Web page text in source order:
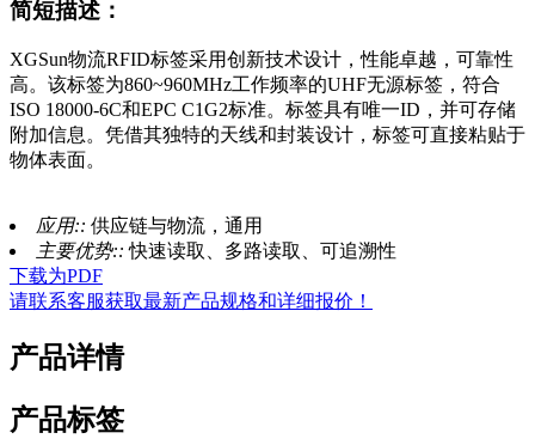
简短描述：
XGSun物流RFID标签采用创新技术设计，性能卓越，可靠性
高。该标签为860~960MHz工作频率的UHF无源标签，符合
ISO 18000-6C和EPC C1G2标准。标签具有唯一ID，并可存储
附加信息。凭借其独特的天线和封装设计，标签可直接粘贴于
物体表面。
应用:: 供应链与物流，通用
主要优势::快速读取、多路读取、可追溯性
下载为PDF
请联系客服获取最新产品规格和详细报价！
产品详情
产品标签